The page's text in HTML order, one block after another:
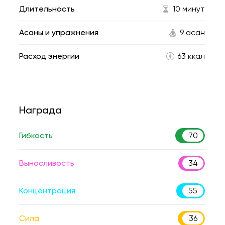
Длительность 10 минут
Асаны и упражнения 9 асан
Расход энергии 63 ккал
Награда
Гибкость 70
Выносливость 34
Концентрация 55
Сила 36